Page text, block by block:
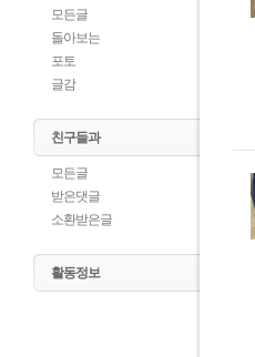
모든글
돌아보는
포토
글감
친구들과
모든글
받은댓글
소환받은글
활동정보